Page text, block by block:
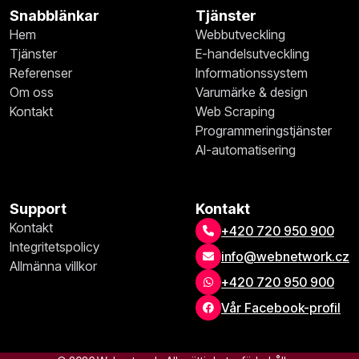
Snabblänkar
Hem
Tjänster
Referenser
Om oss
Kontakt
Tjänster
Webbutveckling
E-handelsutveckling
Informationssystem
Varumärke & design
Web Scraping
Programmeringstjänster
AI-automatisering
Support
Kontakt
Integritetspolicy
Allmänna villkor
Kontakt
+420 720 950 900
info@webnetwork.cz
+420 720 950 900
Vår Facebook-profil